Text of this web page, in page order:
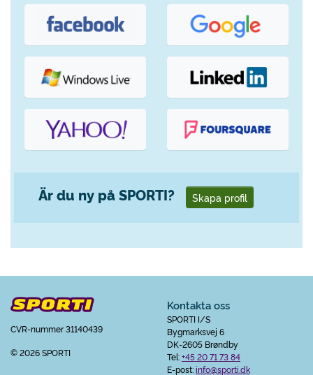
Är du ny på SPORTI? Skapa profil
CVR-nummer 31140439
© 2026 SPORTI
Kontakta oss
SPORTI I/S
Bygmarksvej 6
DK-2605 Brøndby
Tel:+45 20 71 73 84
E-post:info@sporti.dk